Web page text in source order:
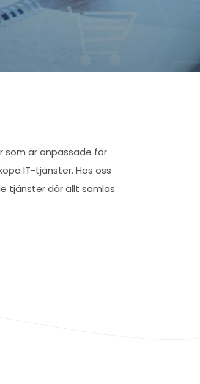
är anpassade för
IT-tjänster. Hos oss
tjänster där allt samlas